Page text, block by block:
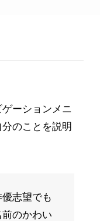
ーションメニ
のことを説明
志望でも
のかわい